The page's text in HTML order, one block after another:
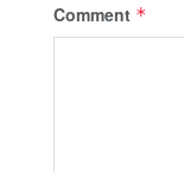
Comment *